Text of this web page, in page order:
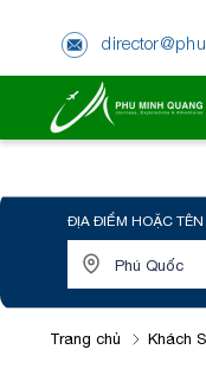
ĐỊA ĐIỂM HOẶC
Trang chủ Khách